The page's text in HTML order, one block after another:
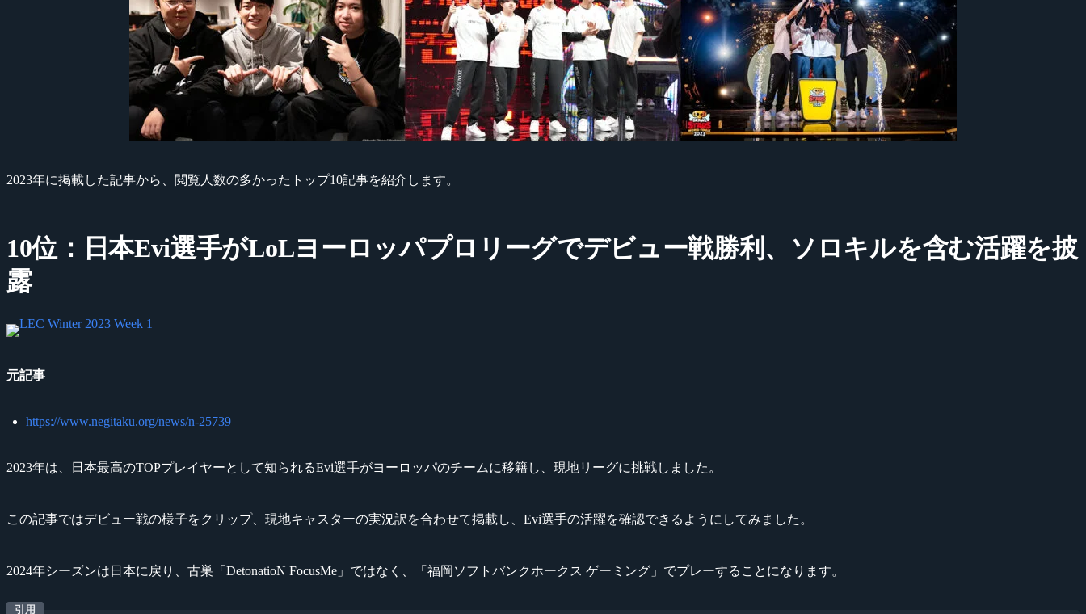
2023年に掲載した記事から、閲覧人数の多かったトップ10記事を紹介します。
10位：日本Evi選手がLoLヨーロッパプロリーグでデビュー戦勝利、ソロキルを含む活躍を披
露
元記事
https://www.negitaku.org/news/n-25739
2023年は、日本最高のTOPプレイヤーとして知られるEvi選手がヨーロッパのチームに移籍し、現地リーグに挑戦しました。
この記事ではデビュー戦の様子をクリップ、現地キャスターの実況訳を合わせて掲載し、Evi選手の活躍を確認できるようにしてみました。
2024年シーズンは日本に戻り、古巣「DetonatioN FocusMe」ではなく、「福岡ソフトバンクホークス ゲーミング」でプレーすることになります。